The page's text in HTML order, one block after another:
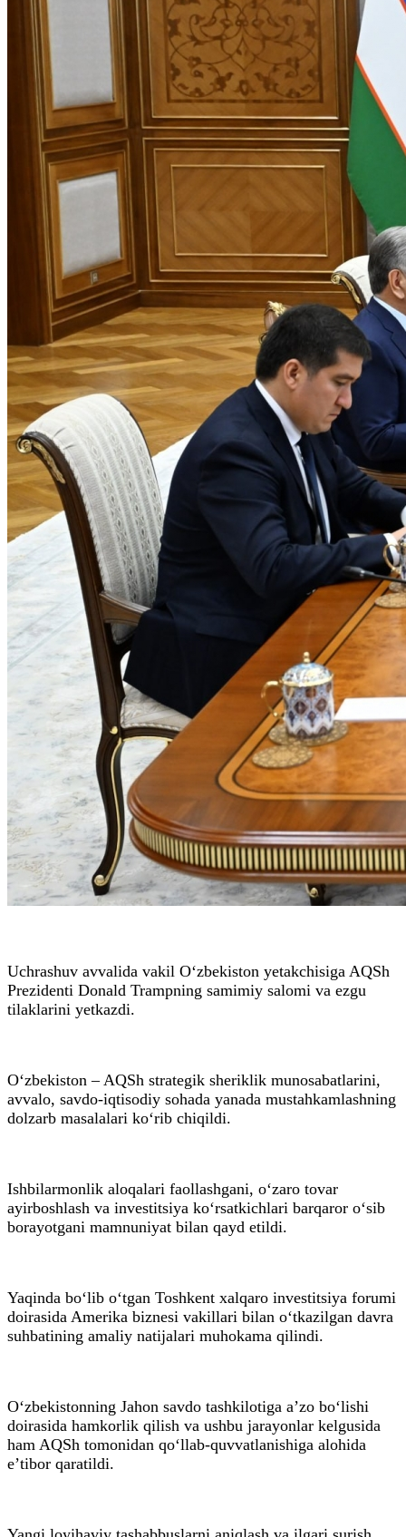
Uchrashuv avvalida vakil O‘zbekiston yetakchisiga AQSh
Prezidenti Donald Trampning samimiy salomi va ezgu
tilaklarini yetkazdi.
O‘zbekiston – AQSh strategik sheriklik munosabatlarini,
avvalo, savdo-iqtisodiy sohada yanada mustahkamlashning
dolzarb masalalari ko‘rib chiqildi.
Ishbilarmonlik aloqalari faollashgani, o‘zaro tovar
ayirboshlash va investitsiya ko‘rsatkichlari barqaror o‘sib
borayotgani mamnuniyat bilan qayd etildi.
Yaqinda bo‘lib o‘tgan Toshkent xalqaro investitsiya forumi
doirasida Amerika biznesi vakillari bilan o‘tkazilgan davra
suhbatining amaliy natijalari muhokama qilindi.
O‘zbekistonning Jahon savdo tashkilotiga a’zo bo‘lishi
doirasida hamkorlik qilish va ushbu jarayonlar kelgusida
ham AQSh tomonidan qo‘llab-quvvatlanishiga alohida
e’tibor qaratildi.